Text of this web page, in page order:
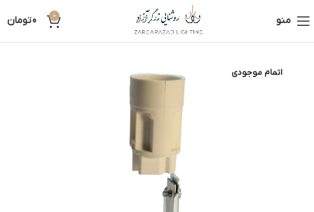
منو 0
0تومان
اتمام موجودی